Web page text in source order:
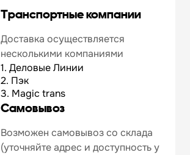
Транспортные компании
Доставка осуществляется
несколькими компаниями
1. Деловые Линии
2. Пэк
3. Magic trans
Самовывоз
Возможен самовывоз со склада
(уточняйте адрес и доступность у